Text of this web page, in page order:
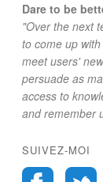
Dare to be
"Over the next
to come up
meet users'
persuade as
access to
and remember
SUIVEZ-MOI